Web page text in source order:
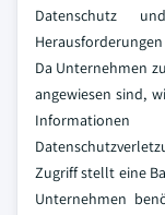
Datenschutz
Da Unternehmen
angewiesen sind,
Zugriff stellt eine
Unternehmen